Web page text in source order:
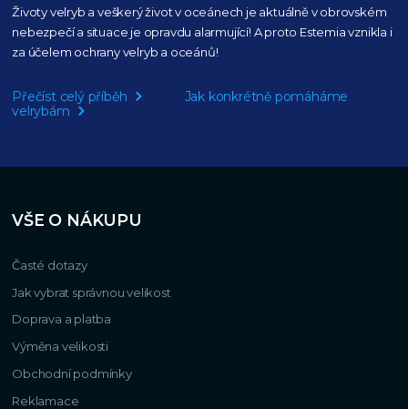
Životy velryb a veškerý život v oceánech je aktuálněv obrovském
nebezpečí a situace je opravdu alarmující! A proto Estemia vznikla i
za účelem ochrany velryb a oceánů!
Přečíst celý příběh
Jak konkrétně pomáháme
velrybám
VŠE O NÁKUPU
Časté dotazy
Jak vybrat správnou velikost
Doprava a platba
Výměna velikosti
Obchodní podmínky
Reklamace